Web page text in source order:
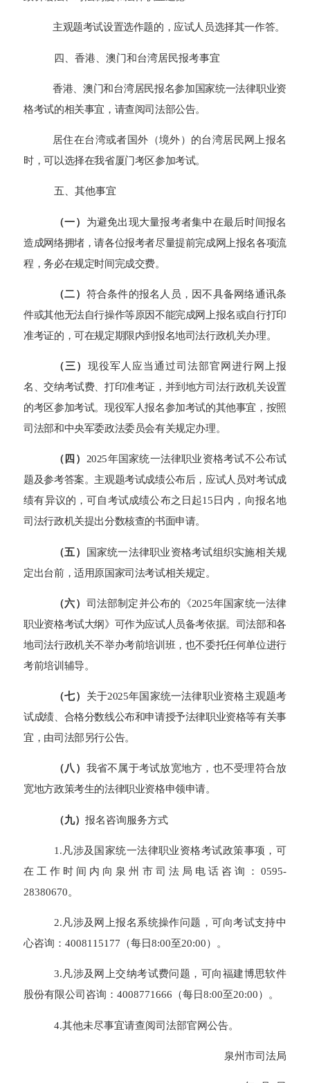
主观题考试设置选作题的，应试人员选择其一作答。
四、香港、澳门和台湾居民报考事宜
香港、澳门和台湾居民报名参加国家统一法律职业资
格考试的相关事宜，请查阅司法部公告。
居住在台湾或者国外（境外）的台湾居民网上报名
时，可以选择在我省厦门考区参加考试。
五、 其他事宜
（一） 为避免出现大量报考者集中在最后时间报名
造成网络拥堵，请各位报考者尽量提前完成网上报名各项流
程 ，务必在规定时间完成交费。
（二） 符合条件的报名人员，因不具备网络通讯条
件或其他无法自行操作等原因不能完成网上报名或自行打印
准考证的，可在规定期限内到报名地司法行政机关办理。
（三） 现役军人应当通过司法部官网进行网上报
名、交纳考试费、打印准考证，并到地方司法行政机关设置
的考区参加考试。现役军人报名参加考试的其他事宜，按照
司法部和中央军委政法委员会有关规定办理。
（ 四 ） 2025年国家统一法律职业资格考试不公布试
题及参考答案。主观题考试成绩公布后，应试人员对考试成
绩有异议的，可自考试成绩公布之日起15日内，向报名地
司法行政机关提出分数核查的书面申请。
（五） 国家统一法律职业资格考试组织实施相关规
定出台前，适用原国家司法考试相关规定。
（六） 司法部制定并公布的《2025年国家统一法律
职业资格考试大纲》可作为应试人员备考依据。司法部和各
地司法行政机关不举办考前培训班，也不委托任何单位进行
考前培训辅导。
（七） 关于2025年国家统一法律职业资格主观题考
试成绩、合格分数线公布和申请授予法律职业资格等有关事
宜，由司法部另行公告。
（八 ） 我省不属于考试放宽地方，也不受理符合放
宽地方政策考生的法律职业资格申领申请。
（九） 报名咨询服务方式
1. 凡涉及国家统一法律职业资格考试政策事项，可
在工作时间内 向 泉州 市 司法局 电话咨询： 0595-
28380670。
2. 凡涉及网上报名系统操作问题，可向考试支持中
心咨询：4008115177（每日8:00至20:00）。
3.凡涉及网上交纳考试费问题，可向福建博思软件
股份有限公司咨询：4008771666 （每日8:00至20:00） 。
4.其他未尽事宜请查阅司法部官网公告。
泉州市司法局